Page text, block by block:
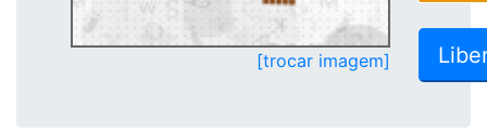
[trocar imagem]